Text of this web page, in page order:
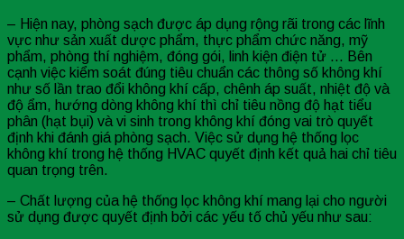
– Hiện nay, phòng sạch được áp dụng rộng rãi trong các lĩnh
vực như sản xuất dược phẩm, thực phẩm chức năng, mỹ
phẩm, phòng thí nghiệm, đóng gói, linh kiện điện tử … Bên
cạnh việc kiểm soát đúng tiêu chuẩn các thông số không khí
như số lần trao đổi không khí cấp, chênh áp suất, nhiệt độ và
độ ẩm, hướng dòng không khí thì chỉ tiêu nồng độ hạt tiểu
phân (hạt bụi) và vi sinh trong không khí đóng vai trò quyết
định khi đánh giá phòng sạch. Việc sử dụng hệ thống lọc
không khí trong hệ thống HVAC quyết định kết quả hai chỉ tiêu
quan trọng trên.
– Chất lượng của hệ thống lọc không khí mang lại cho người
sử dụng được quyết định bởi các yếu tố chủ yếu như sau: